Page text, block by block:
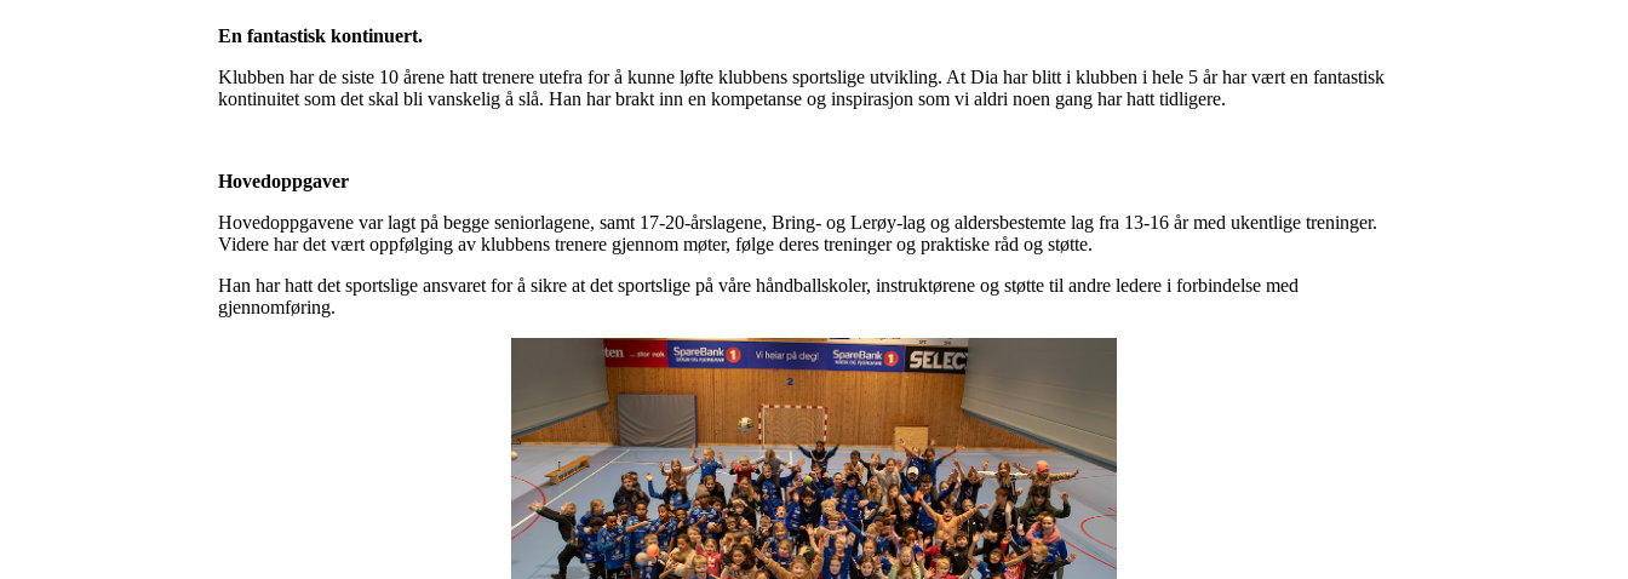
En fantastisk kontinuert.
Klubben har de siste 10 årene hatt trenere utefra for å kunne løfte klubbens sportslige utvikling. At Dia har blitt i klubben i hele 5 år har vært en fantastisk
kontinuitet som det skal bli vanskelig å slå. Han har brakt inn en kompetanse og inspirasjon som vi aldri noen gang har hatt tidligere.
Hovedoppgaver
Hovedoppgavene var lagt på begge seniorlagene, samt 17-20-årslagene, Bring- og Lerøy-lag og aldersbestemte lag fra 13-16 år med ukentlige treninger.
Videre har det vært oppfølging av klubbens trenere gjennom møter, følge deres treninger og praktiske råd og støtte.
Han har hatt det sportslige ansvaret for å sikre at det sportslige på våre håndballskoler, instruktørene og støtte til andre ledere i forbindelse med
gjennomføring.